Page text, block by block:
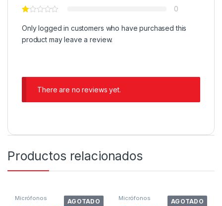
0
Only logged in customers who have purchased this
product may leave a review.
There are no reviews yet.
Productos relacionados
AGOTADO
Micrófonos AGOTADO
Micrófonos